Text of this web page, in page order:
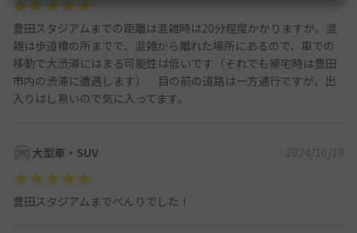
豊田スタジアムまでの距離は混雑時は20分程度かかりますが、混
雑は歩道橋の所までで、混雑から離れた場所にあるので、車での
移動で大渋滞にはまる可能性は低いです（それでも帰宅時は豊田
市内の渋滞に遭遇します） 目の前の道路は一方通行ですが、出
入りはし易いので気に入ってます。
大型車・SUV 2024/10/19
豊田スタジアムまでべんりでした！